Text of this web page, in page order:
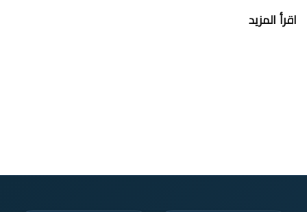
اقرأ المزيد